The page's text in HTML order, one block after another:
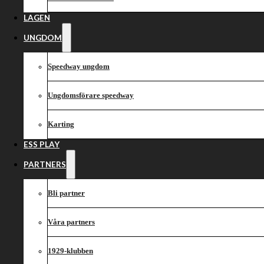
LAGEN
UNGDOM
Speedway ungdom
Ungdomsförare speedway
Karting
ESS PLAY
PARTNERS
Bli partner
Våra partners
1929-klubben